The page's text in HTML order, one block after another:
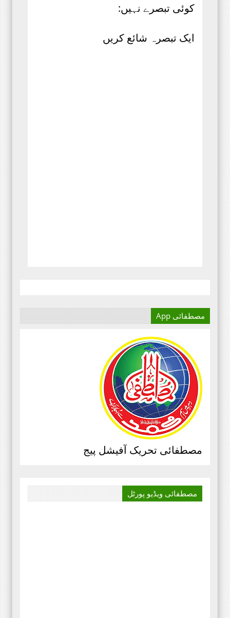
کوئی تبصرے نہیں:
ایک تبصرہ شائع کریں
مصطفائی App
مصطفائی تحریک آفیشل پیج
مصطفائی ویڈیو پورٹل
آج کا دور میڈیا کا دور ہے۔
اور کسی بھی کاز کے بہترین
نتائج کے لئے اس کی اہمیت سے
انکار نہیں کیا جا سکتا۔سعید
علی عمران مصطفائی تحریک فیصل
آباد ڈویژن ۔
2020ء،مصطفائی تحریک،جناب حافظ
قاسم مصطفائی سیکرٹری جنرل
پیغام بنام ذمہ داران مصطفائی
مصطفائی فاونڈیشن ، پاکستان،
‏صوبائی سرکلر نمبر 4 پنجاب